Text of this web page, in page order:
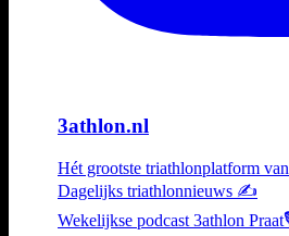
3athlon.nl
Hét grootste triathlonplatform
Dagelijks triathlonnieuws ✍️
Wekelijkse podcast 3athlon